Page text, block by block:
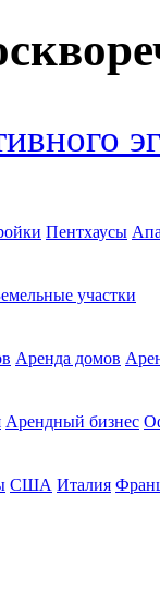
Пентхаусы
участки
Аренда домов
Арендный бизнес
США Италия